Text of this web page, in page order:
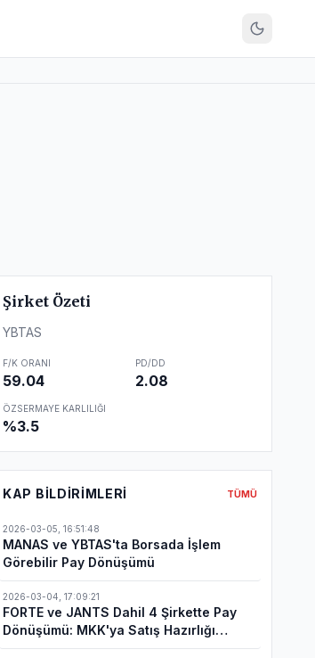
Şirket Özeti
YBTAS
F/K ORANI
59.04
PD/DD
2.08
ÖZSERMAYE KARLILIĞI
%3.5
KAP BILDIRIMLERI TÜMÜ
2026-03-05 16:51:48
MANAS ve YBTAS'ta Borsada İşlem
Görebilir Pay Dönüşümü
2026-03-04 17:09:21
FORTE ve JANTS Dahil 4 Şirkette Pay
Dönüşümü: MKK'ya Satış Hazırlığı
Bildirimi Yapıldı